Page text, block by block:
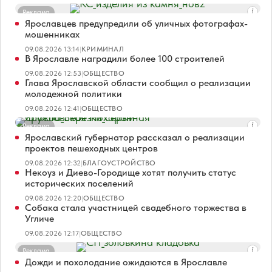
Реклама
Ярославцев предупредили об уличных фотографах-
мошенниках
09.08.2026 13:14|КРИМИНАЛ
В Ярославле наградили более 100 строителей
09.08.2026 12:53|ОБЩЕСТВО
Глава Ярославской области сообщил о реализации
молодежной политики
09.08.2026 12:41|ОБЩЕСТВО
Реклама
Ярославский губернатор рассказал о реализации
проектов пешеходных центров
09.08.2026 12:32|БЛАГОУСТРОЙСТВО
Некоуз и Диево-Городище хотят получить статус
исторических поселений
09.08.2026 12:20|ОБЩЕСТВО
Собака стала участницей свадебного торжества в
Угличе
09.08.2026 12:17|ОБЩЕСТВО
Реклама
Дожди и похолодание ожидаются в Ярославле